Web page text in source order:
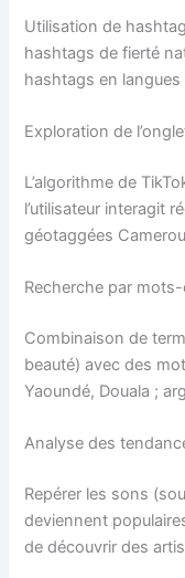
Utilisation de
hashtags de fierté
hashtags en
Exploration de
L’algorithme de
l’utilisateur interagit
géotaggées
Recherche par
Combinaison de
beauté) avec des
Yaoundé, Douala ;
Analyse des
Repérer les sons
deviennent
de découvrir des